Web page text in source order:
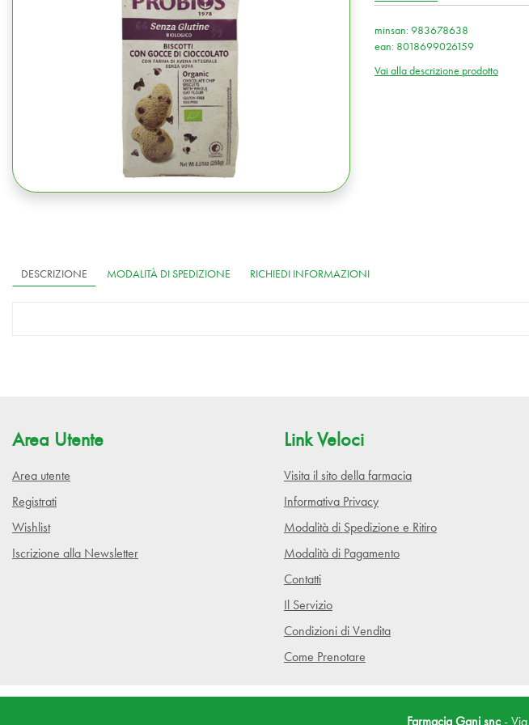
minsan: 983678638
ean: 8018699026159
Vai alla descrizione prodotto
DESCRIZIONE MODALITÀ DI SPEDIZIONE RICHIEDI INFORMAZIONI
Area Utente
Area utente
Registrati
Wishlist
Iscrizione alla Newsletter
Link Veloci
Visita il sito della farmacia
Informativa Privacy
Modalità di Spedizione e Ritiro
Modalità di Pagamento
Contatti
Il Servizio
Condizioni di Vendita
Come Prenotare
Farmacia Gani snc-